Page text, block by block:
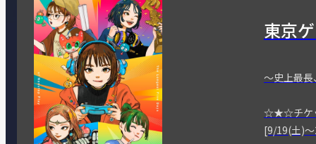
東京
～史上最長
☆★☆チケ
[9/19(土)